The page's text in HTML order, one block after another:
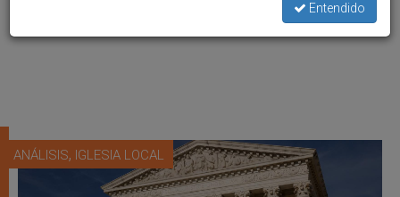
ANÁLISIS, IGLESIA LOCAL
Entendido